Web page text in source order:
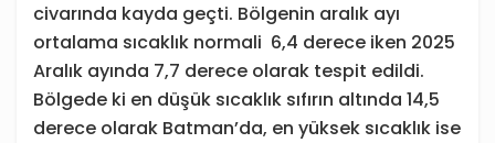
civarında kayda geçti. Bölgenin aralık ayı
ortalama sıcaklık normali 6,4 derece iken 2025
Aralık ayında 7,7 derece olarak tespit edildi.
Bölgede ki en düşük sıcaklık sıfırın altında 14,5
derece olarak Batman’da, en yüksek sıcaklık ise